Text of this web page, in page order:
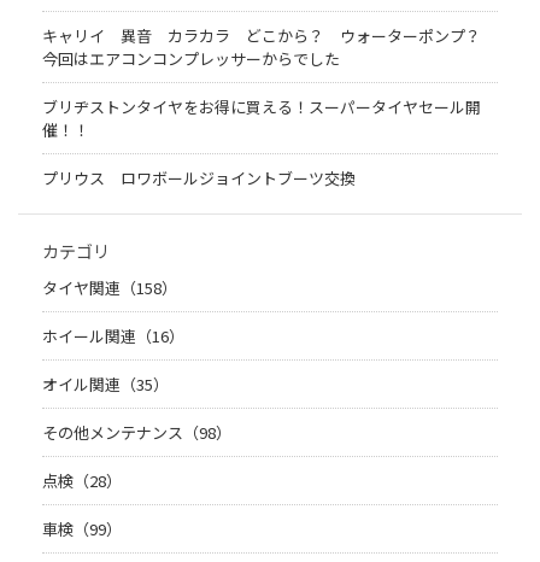
キャリイ 異音 カラカラ どこから？ ウォーターポンプ？
今回はエアコンコンプレッサーからでした
ブリヂストンタイヤをお得に買える！スーパータイヤセール開
催！！
プリウス ロワボールジョイントブーツ交換
カテゴリ
タイヤ関連（158）
ホイール関連（16）
オイル関連（35）
その他メンテナンス（98）
点検（28）
車検（99）